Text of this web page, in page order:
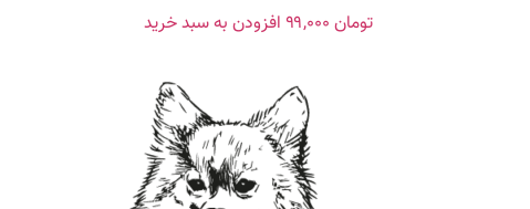
تومان افزودن به سبد خرید